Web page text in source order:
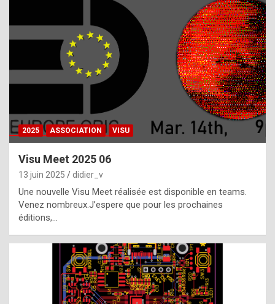
h
a
t
t
e
b
e
s
2025 ASSOCIATION VISU
Visu Meet 2025 06
13 juin 2025 didier_v
Une nouvelle Visu Meet réalisée est disponible en teams.
Venez nombreux.J’espere que pour les prochaines
éditions,…